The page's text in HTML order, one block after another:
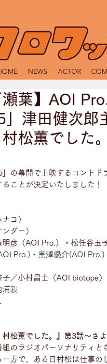
NEWS ACTOR
瀬葉】AOI
津田健次郎
松薫でした
の幕間で上映するコント
ことが決定いたしました！
コ）
ダー）
彦（AOI Pro.）・松任谷玉
Pro.)・黒澤優介(AOI
子／小村昌士（AOI biotope
浦毅
松薫でした。』第3話〜さ
のラジオパーソナリティと
方で、ある日村松は仕事